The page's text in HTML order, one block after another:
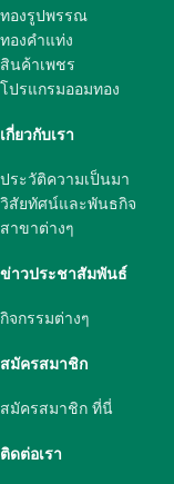
ทองรูปพรรณ
ทองคำแท่ง
สินค้าเพชร
โปรแกรมออมทอง
เกี่ยวกับเรา
ประวัติความเป็นมา
วิสัยทัศน์และพันธกิจ
สาขาต่างๆ
ข่าวประชาสัมพันธ์
กิจกรรมต่างๆ
สมัครสมาชิก
สมัครสมาชิก ที่นี่
ติดต่อเรา